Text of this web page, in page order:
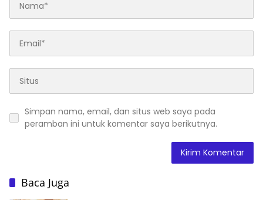
Simpan nama, email, dan situs web saya pada
peramban ini untuk komentar saya berikutnya.
Baca Juga